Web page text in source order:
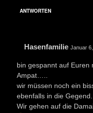
ANTWORTEN
Hasenfamilie Januar
bin gespannt auf Euren
Ampat…..
wir müssen noch ein
ebenfalls in die Gegend.
Wir gehen auf die